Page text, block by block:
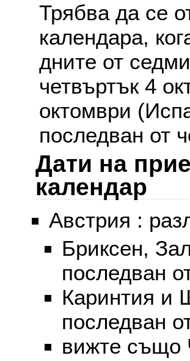
Трябва да се
календара,
дните от
четвъртък 4
октомври
последван от
Дати на
календар
Австрия :
Бриксен,
последван
Каринтия и
последван
вижте също